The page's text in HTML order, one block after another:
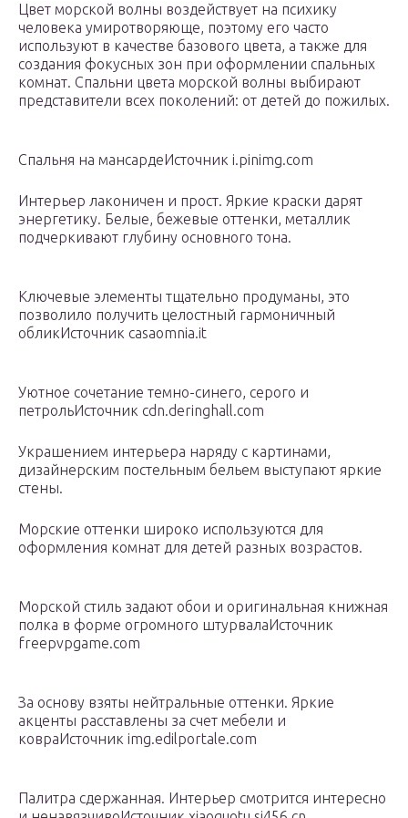
Цвет морской волны воздействует на психику
человека умиротворяюще, поэтому его часто
используют в качестве базового цвета, а также для
создания фокусных зон при оформлении спальных
комнат. Спальни цвета морской волны выбирают
представители всех поколений: от детей до пожилых.
Спальня на мансардеИсточник i.pinimg.com
Интерьер лаконичен и прост. Яркие краски дарят
энергетику. Белые, бежевые оттенки, металлик
подчеркивают глубину основного тона.
Ключевые элементы тщательно продуманы, это
позволило получить целостный гармоничный
обликИсточник casaomnia.it
Уютное сочетание темно-синего, серого и
петрольИсточник cdn.deringhall.com
Украшением интерьера наряду с картинами,
дизайнерским постельным бельем выступают яркие
стены.
Морские оттенки широко используются для
оформления комнат для детей разных возрастов.
Морской стиль задают обои и оригинальная книжная
полка в форме огромного штурвалаИсточник
freepvpgame.com
За основу взяты нейтральные оттенки. Яркие
акценты расставлены за счет мебели и
ковраИсточник img.edilportale.com
Палитра сдержанная. Интерьер смотрится интересно